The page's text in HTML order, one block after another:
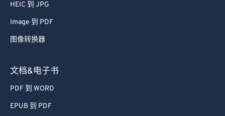
HEIC 到 JPG
Image 到 PDF
图像转换器
文档&电子书
PDF 到 WORD
EPUB 到 PDF